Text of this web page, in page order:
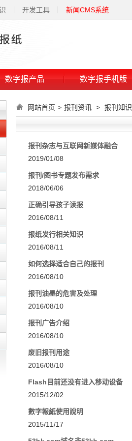
开发工具 新闻CMS系统
数字报产品 数字报手机版
网站首页 > 报刊资讯 > 报刊知识
报刊杂志与互联网新媒体融合
2019/01/08
报刊/图书专题发布需求
2018/06/06
正确引导孩子读报
2016/08/11
报纸发行相关知识
2016/08/11
如何选择适合自己的报刊
2016/08/10
报刊油墨的危害及处理
2016/08/10
报刊广告介绍
2016/08/10
废旧报刊用途
2016/08/10
Flash目前还没有进入移动设备
2015/12/02
數字報紙使用說明
2015/11/17